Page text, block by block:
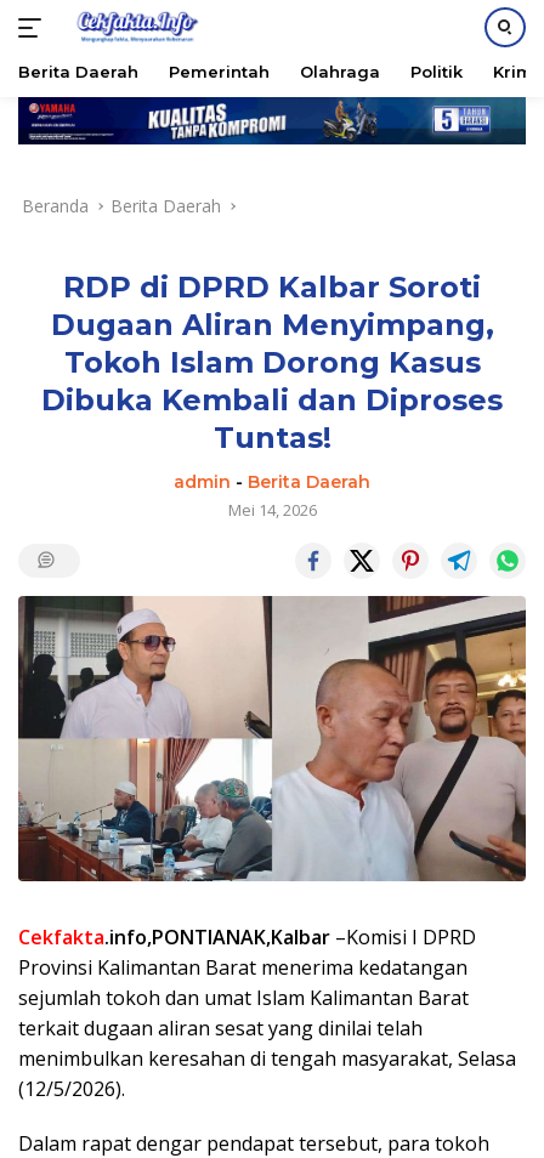
Langsung
Berita Daerah Pemerintah Olahraga Politik
Beranda Berita Daerah
RDP di DPRD Kalbar Soroti
Dugaan Aliran Menyimpang,
Tokoh Islam Dorong Kasus
Dibuka Kembali dan Diproses
Tuntas!
admin - Berita Daerah
Mei 14, 2026
Cekfakta.info,PONTIANAK,Kalbar –Komisi I DPRD
Provinsi Kalimantan Barat menerima kedatangan
sejumlah tokoh dan umat Islam Kalimantan Barat
terkait dugaan aliran sesat yang dinilai telah
menimbulkan keresahan di tengah masyarakat, Selasa
(12/5/2026).
Dalam rapat dengar pendapat tersebut, para tokoh